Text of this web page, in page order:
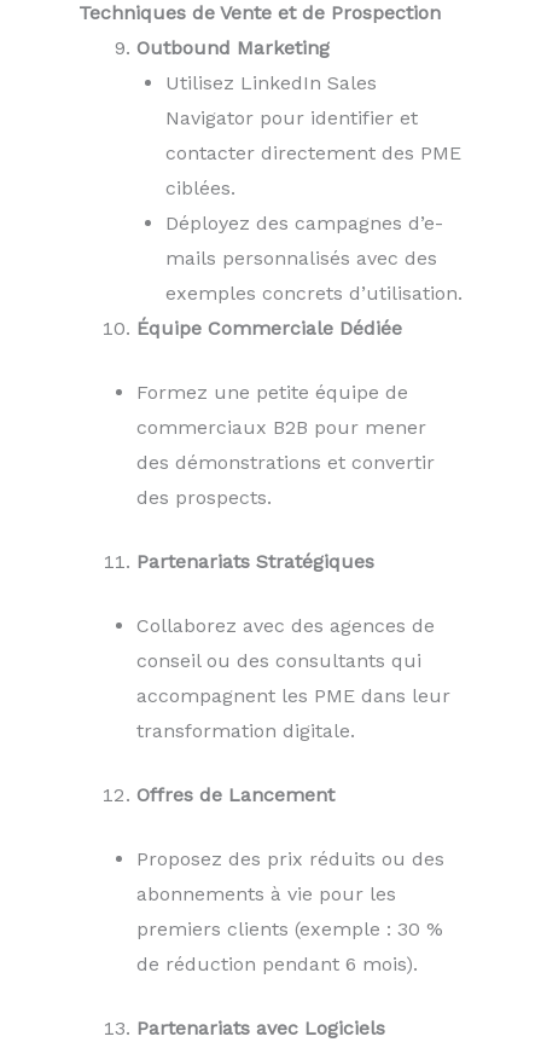
Techniques de Vente et de Prospection
Outbound Marketing
Utilisez LinkedIn Sales
Navigator pour identifier et
contacter directement des PME
ciblées.
Déployez des campagnes d’e-
mails personnalisés avec des
exemples concrets d’utilisation.
Équipe Commerciale Dédiée
Formez une petite équipe de
commerciaux B2B pour mener
des démonstrations et convertir
des prospects.
Partenariats Stratégiques
Collaborez avec des agences de
conseil ou des consultants qui
accompagnent les PME dans leur
transformation digitale.
Offres de Lancement
Proposez des prix réduits ou des
abonnements à vie pour les
premiers clients (exemple : 30 %
de réduction pendant 6 mois).
Partenariats avec Logiciels